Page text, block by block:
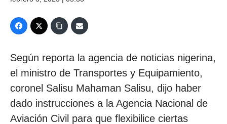
Según reporta la agencia de noticias nigerina,
el ministro de Transportes y Equipamiento,
coronel Salisu Mahaman Salisu, dijo haber
dado instrucciones a la Agencia Nacional de
Aviación Civil para que flexibilice ciertas